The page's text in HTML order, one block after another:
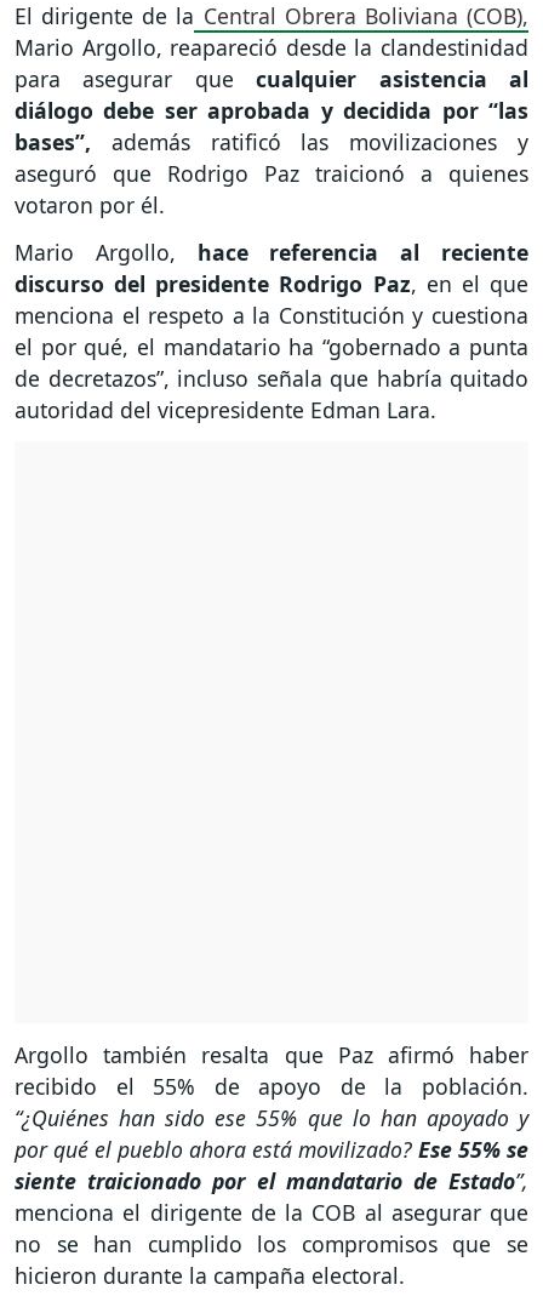
El dirigente de la Central Obrera Boliviana (COB),
Mario Argollo, reapareció desde la clandestinidad
para asegurar quecualquier asistencia al
diálogo debe ser aprobada y decidida por “las
bases”, además ratificó las movilizaciones y
aseguró que Rodrigo Paz traicionó a quienes
votaron por él.
Mario Argollo, hace referencia al reciente
discurso del presidente Rodrigo Paz, en el que
menciona el respeto a la Constitución y cuestiona
el por qué, el mandatario ha “gobernado a punta
de decretazos”, incluso señala que habría quitado
autoridad del vicepresidente Edman Lara.
Argollo también resalta que Paz afirmó haber
recibido el 55% de apoyo de la población.
“¿Quiénes han sido ese 55% que lo han apoyado y
por qué el pueblo ahora está movilizado? Ese 55% se
siente traicionado por el mandatario de Estado”,
menciona el dirigente de la COB al asegurar que
no se han cumplido los compromisos que se
hicieron durante la campaña electoral.